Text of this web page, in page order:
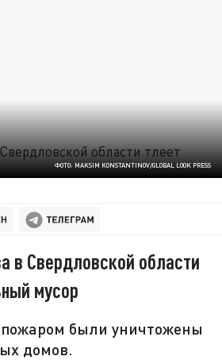
ФОТО: MAKSIM KONSTANTINOV/GLOBAL LOOK PRESS
в Свердловской области
мусор
пожаром были уничтожены
домов.